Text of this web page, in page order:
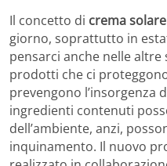
Il concetto di crema
giorno, soprattutto in
pensarci anche nelle altre
prodotti che ci
prevengono l’insorgenza
ingredienti contenuti
dell’ambiente, anzi,
inquinamento. Il nuovo